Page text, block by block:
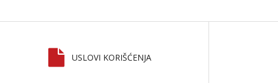
USLOVI KORIŠĆENJA